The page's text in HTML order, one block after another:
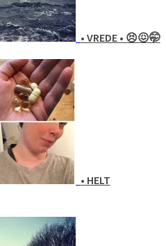
• VREDE • 😣😖🤭
• HELT